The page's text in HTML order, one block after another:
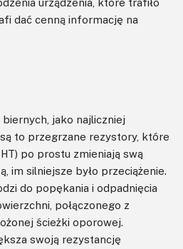
dać cenną informację na
jako najliczniej
to przegrzane rezystory, które
po prostu zmieniają swą
im silniejsze było przeciążenie.
do popękania i odpadnięcia
połączonego z
ścieżki oporowej.
swoją rezystancję